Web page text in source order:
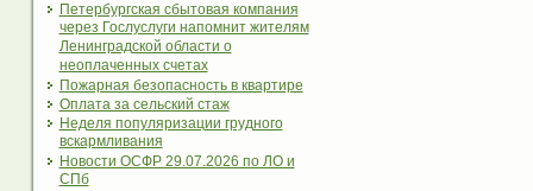
Петербургская сбытовая компания
через Гослуслуги напомнит жителям
Ленинградской области о
неоплаченных счетах
Пожарная безопасность в квартире
Оплата за сельский стаж
Неделя популяризации грудного
вскармливания
Новости ОСФР 29.07.2026 по ЛО и
СПб